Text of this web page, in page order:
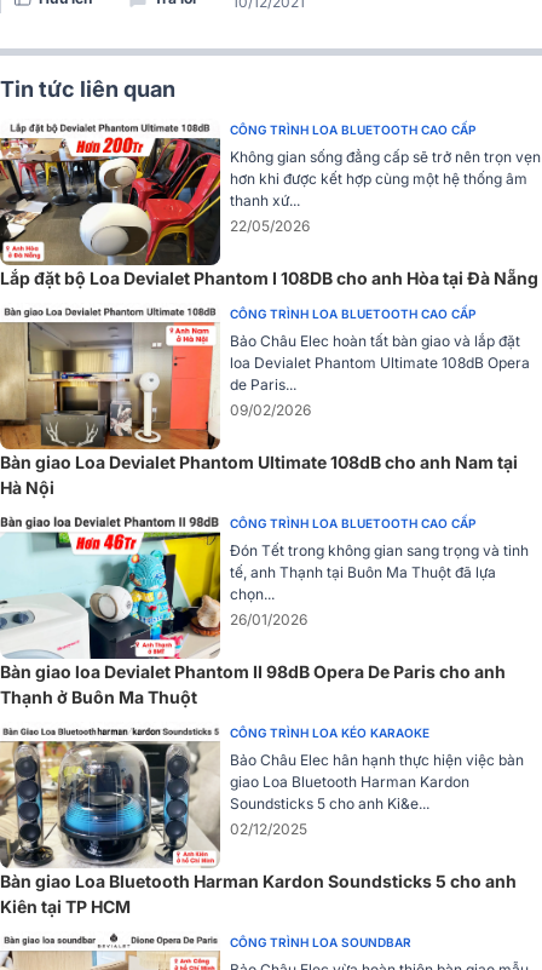
hãngloa phantom Devialet , như một chiếc tàu bay vũ trụ tiên
tiến với 2 bên cánh mạ INOX bạc cao cấp
Hiệu suất âm thanh Hi-End đỉnh cao với công suất lên tới
500W RMS và độ lớn lên tới 103db được cấp bằng sáng chế.
Tích hợp Devialet DAC với bộ xử lý thông minh Devialet 24bits
/ 96kHz; THD: -112dB (có thể phát nguồn nhạc Hi-RES đỉnh
cao)
Tích hợp Chíp xử lý ARM Cortex-A9 1.25GHz Bộ nhớ 512MB
DDR3-1600 cho khả năng xử lý âm thanh Hi-End đỉnh cao với
THD + N (Tổng méo hài + Tiếng ồn): 0,0005% | Độ bão hòa:
0 | Tiếng ồn nền 0 dB SPL ở 50 cm (-15,5 dB SPL ở 3m).
Hệ điều hành Devialet 2 (DOS 2) lên đến 24bits / 48kHz,
được dồng bộ hóa Phantom qua Wi-Fi, Ethernet hoặc PLC.
Phát nhạc không dây qua: Wi-Fi, Bluetooth, AirPlay, Spotify
Connect..
Phát nhạc qua Roon Ready (Đầu vào lên đến 24bits / 96kHz)
và Trình kết xuất UPnP (Đầu vào lên đến 24bits / 96kHz)
Có cổng quang (optical) giúp bạn kết nối trực tiếp với các
nguồn phát nhạc trực tiếp như tivi (Đầu vào lên đến 24bits /
96kHz).
Ứng dụng Devialet (có cả cho hệ điều hành iOS, Android)
Có điều khiển từ xa đi kèm
Đánh giá thiết kế loa Devialet Phantom I 103DB
Loa Devialet Phantom I 103DB Light Chrome đã thực sự cuốn hút
mọi khách hàng ngay khi vừa ra mắt, thiết kế cao cấp sang
trọng cùng hàng loạt công nghệ tiến tiến mới nhất của
hãng Devialet. Kích thước nhỏ gọn 252 mmx 255 mmx 342 mm,
trọng lượng 11,4 kg dễ dàng di chuyển khi sử dụng.
Tin tức liên quan
CÔNG TRÌNH LOA BLUETOOTH CAO CẤP
Không gian sống đẳng cấp sẽ trở nên trọn vẹn
hơn khi được kết hợp cùng một hệ thống âm
thanh xứ...
22/05/2026
Lắp đặt bộ Loa Devialet Phantom I 108DB cho anh Hòa tại Đà Nẵng
CÔNG TRÌNH LOA BLUETOOTH CAO CẤP
Bảo Châu Elec hoàn tất bàn giao và lắp đặt
loa Devialet Phantom Ultimate 108dB Opera
de Paris...
09/02/2026
Bàn giao Loa Devialet Phantom Ultimate 108dB cho anh Nam tại
Hà Nội
CÔNG TRÌNH LOA BLUETOOTH CAO CẤP
Đón Tết trong không gian sang trọng và tinh
tế, anh Thạnh tại Buôn Ma Thuột đã lựa
chọn...
26/01/2026
Bàn giao loa Devialet Phantom II 98dB Opera De Paris cho anh
Thạnh ở Buôn Ma Thuột
CÔNG TRÌNH LOA KÉO KARAOKE
Bảo Châu Elec hân hạnh thực hiện việc bàn
giao Loa Bluetooth Harman Kardon
Soundsticks 5 cho anh Ki&e...
02/12/2025
Bàn giao Loa Bluetooth Harman Kardon Soundsticks 5 cho anh
Kiên tại TP HCM
CÔNG TRÌNH LOA SOUNDBAR